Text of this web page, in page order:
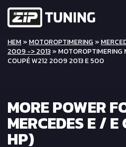
HEM »MOTOROPTIMERING »
2009 -> 2013» MOTOROPTIMERING
COUPÉ W212 2009 2013 E 500
MORE POWER
MERCEDES E /
HP)